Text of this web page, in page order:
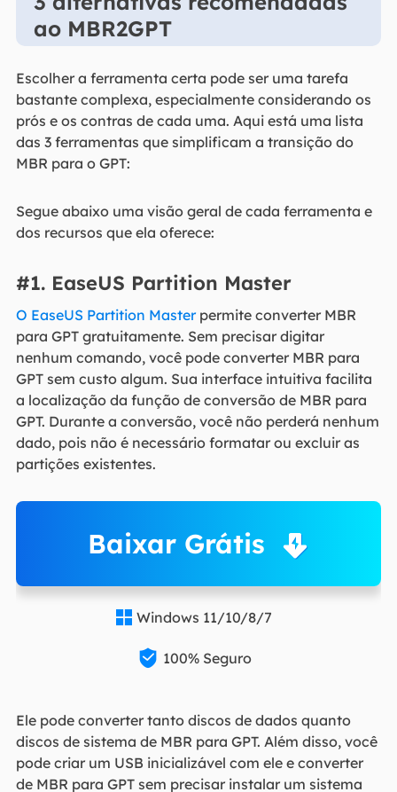
ao MBR2GPT
Escolher a ferramenta certa pode ser uma tarefa
bastante complexa, especialmente considerando os
prós e os contras de cada uma. Aqui está uma lista
das 3 ferramentas que simplificam a transição do
MBR para o GPT:
Segue abaixo uma visão geral de cada ferramenta e
dos recursos que ela oferece:
#1. EaseUS Partition Master
O EaseUS Partition Masterpermite converter MBR
para GPT gratuitamente. Sem precisar digitar
nenhum comando, você pode converter MBR para
GPT sem custo algum. Sua interface intuitiva facilita
a localização da função de conversão de MBR para
GPT. Durante a conversão, você não perderá nenhum
dado, pois não é necessário formatar ou excluir as
partições existentes.
Baixar Grátis
 Windows 11/10/8/7
 100% Seguro
Ele pode converter tanto discos de dados quanto
discos de sistema de MBR para GPT. Além disso, você
pode criar um USB inicializável com ele e converter
de MBR para GPT sem precisar instalar um sistema